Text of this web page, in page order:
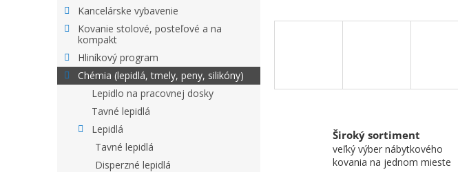
Kancelárske vybavenie
Kovanie stolové, posteľové a na
kompakt
Hliníkový program
Chémia (lepidlá, tmely, peny, silikóny)
Lepidlo na pracovnej dosky
Tavné lepidlá
Lepidlá
Tavné lepidlá
Disperzné lepidlá
Široký sortiment
veľký výber nábytkového
kovania na jednom mieste